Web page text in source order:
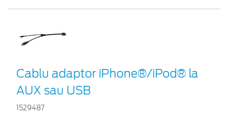
Cablu adaptor iPhone®/iPod® la
AUX sau USB
1529487